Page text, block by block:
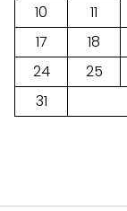
10
11
17
18
24
25
31